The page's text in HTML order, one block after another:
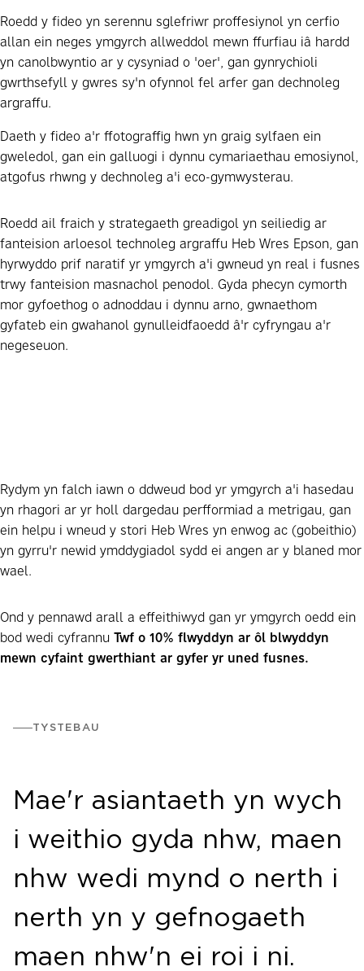
Roedd y fideo yn serennu sglefriwr proffesiynol yn cerfio
allan ein neges ymgyrch allweddol mewn ffurfiau iâ hardd
yn canolbwyntio ar y cysyniad o 'oer', gan gynrychioli
gwrthsefyll y gwres sy'n ofynnol fel arfer gan dechnoleg
argraffu.
Daeth y fideo a'r ffotograffig hwn yn graig sylfaen ein
gweledol, gan ein galluogi i dynnu cymariaethau emosiynol,
atgofus rhwng y dechnoleg a'i eco-gymwysterau.
Roedd ail fraich y strategaeth greadigol yn seiliedig ar
fanteision arloesol technoleg argraffu Heb Wres Epson, gan
hyrwyddo prif naratif yr ymgyrch a'i gwneud yn real i fusnes
trwy fanteision masnachol penodol. Gyda phecyn cymorth
mor gyfoethog o adnoddau i dynnu arno, gwnaethom
gyfateb ein gwahanol gynulleidfaoedd â'r cyfryngau a'r
negeseuon.
Rydym yn falch iawn o ddweud bod yr ymgyrch a'i hasedau
yn rhagori ar yr holl dargedau perfformiad a metrigau, gan
ein helpu i wneud y stori Heb Wres yn enwog ac (gobeithio)
yn gyrru'r newid ymddygiadol sydd ei angen ar y blaned mor
wael.
Ond y pennawd arall a effeithiwyd gan yr ymgyrch oedd ein
bod wedi cyfrannu Twf o 10% flwyddyn ar ôl blwyddyn
mewn cyfaint gwerthiant ar gyfer yr uned fusnes.
TYSTEBAU
Mae'r asiantaeth yn wych
i weithio gyda nhw, maen
nhw wedi mynd o nerth i
nerth yn y gefnogaeth
maen nhw'n ei roi i ni.